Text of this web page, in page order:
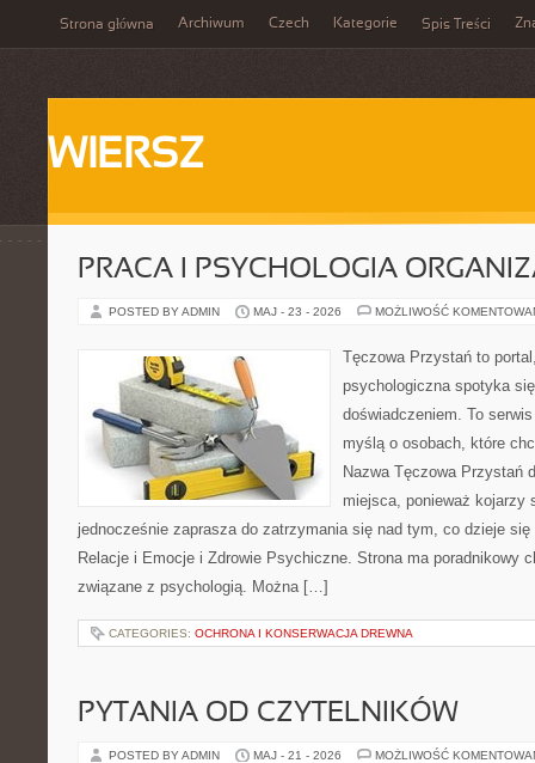
Strona główna Archiwum Czech Kategorie Spis Treści
WIERSZ
PRACA I PSYCHOLOGIA
POSTED BY ADMIN MAJ - 23 - 2026 MOŻLIWOŚĆ
Tęczowa Przystań to
psychologiczna spotyka
doświadczeniem. To
myślą o osobach, które
Nazwa Tęczowa Przystań
miejsca, ponieważ kojarzy
jednocześnie zaprasza do zatrzymania się nad tym, co dzieje się
Relacje i Emocje i Zdrowie Psychiczne. Strona ma poradnikowy
związane z psychologią. Można […]
CATEGORIES: OCHRONA I KONSERWACJA DREWNA
PYTANIA OD CZYTELNIKÓW
POSTED BY ADMIN MAJ - 21 - 2026 MOŻLIWOŚĆ